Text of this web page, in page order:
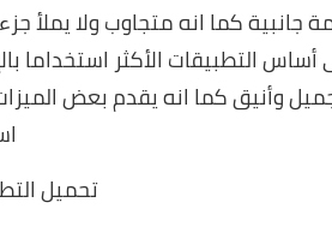
جانبية كما انه متجاوب ولا يملأ
وأنيق كما انه يقدم بعض
تحميل